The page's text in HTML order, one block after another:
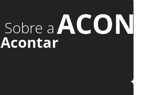
Sobre a
Acontar